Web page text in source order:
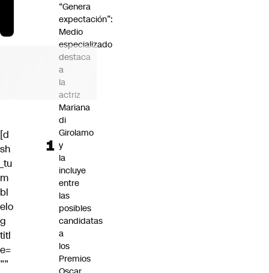
[d
sh
_tu
m
bl
elo
g
titl
e=
””
“Genera
expectación”:
Medio
especializado
destaca
a
la
actriz
Mariana
di
Girolamo
y
la
incluye
entre
las
posibles
candidatas
a
los
Premios